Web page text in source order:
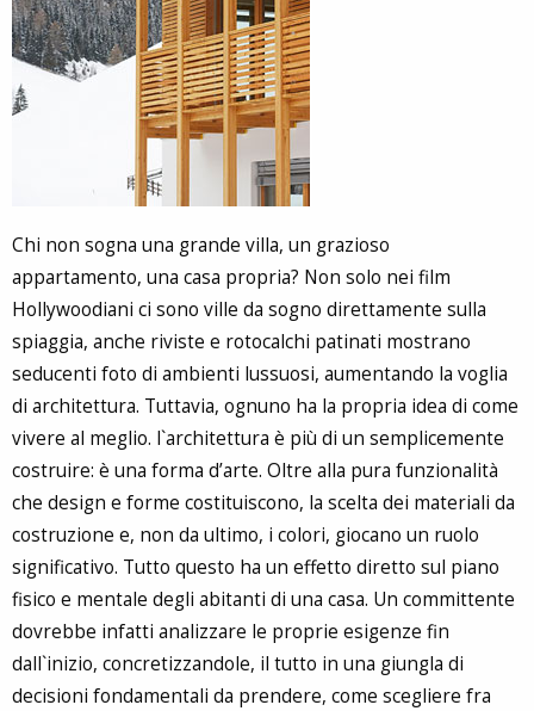
Chi non sogna una grande villa, un grazioso
appartamento, una casa propria? Non solo nei film
Hollywoodiani ci sono ville da sogno direttamente sulla
spiaggia, anche riviste e rotocalchi patinati mostrano
seducenti foto di ambienti lussuosi, aumentando la voglia
di architettura. Tuttavia, ognuno ha la propria idea di come
vivere al meglio. l`architettura è più di un semplicemente
costruire: è una forma d’arte. Oltre alla pura funzionalità
che design e forme costituiscono, la scelta dei materiali da
costruzione e, non da ultimo, i colori, giocano un ruolo
significativo. Tutto questo ha un effetto diretto sul piano
fisico e mentale degli abitanti di una casa. Un committente
dovrebbe infatti analizzare le proprie esigenze fin
dall`inizio, concretizzandole, il tutto in una giungla di
decisioni fondamentali da prendere, come scegliere fra